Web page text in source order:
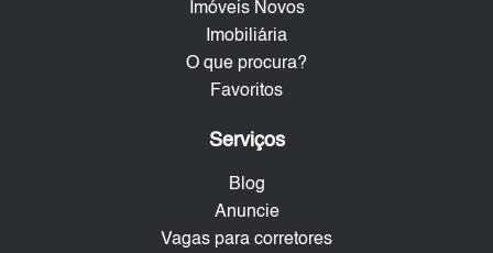
Imóveis Novos
Imobiliária
O que procura?
Favoritos
Serviços
Blog
Anuncie
Vagas para corretores